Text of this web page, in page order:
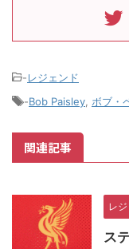
-レジェンド
-Bob Paisley ボブ・
関連記事
レ
ス